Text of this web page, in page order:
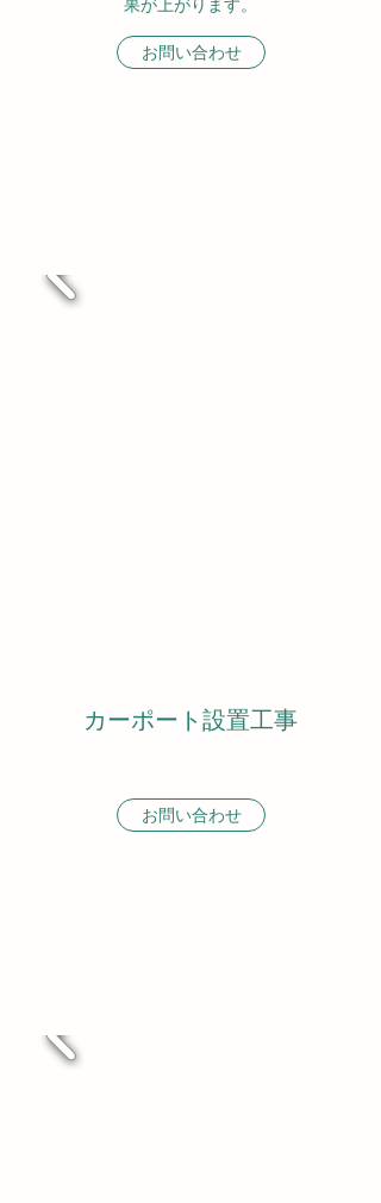
果が上がります。
お問い合わせ
カーポート設置工事
お問い合わせ